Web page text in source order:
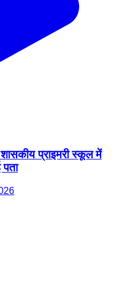
प्राइमरी स्कूल में